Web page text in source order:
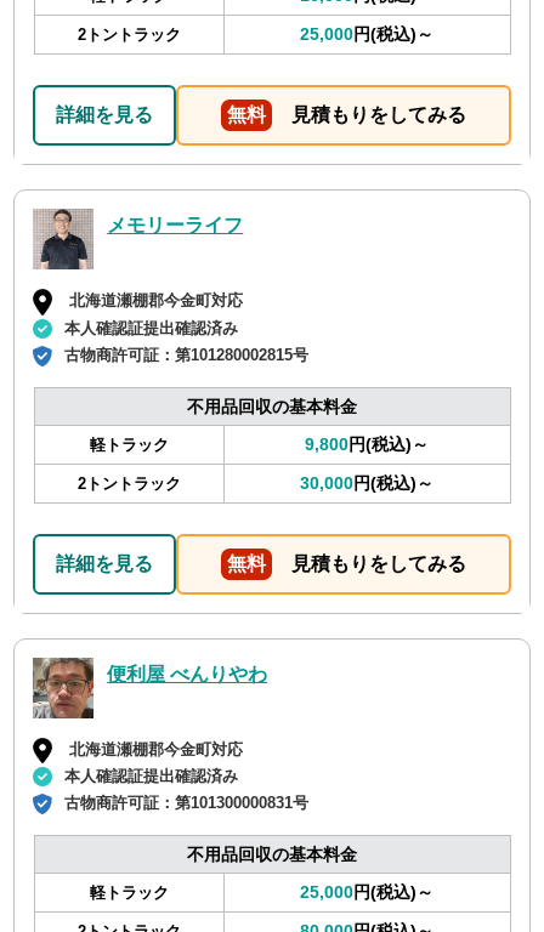
2トントラック 25,000円(税込)～
詳細を見る 無料 見積もりをしてみる
メモリーライフ
北海道瀬棚郡今金町対応
本人確認証提出確認済み
古物商許可証：第101280002815号
不用品回収の基本料金
軽トラック 9,800円(税込)～
2トントラック 30,000円(税込)～
詳細を見る 無料 見積もりをしてみる
便利屋 べんりやわ
北海道瀬棚郡今金町対応
本人確認証提出確認済み
古物商許可証：第101300000831号
不用品回収の基本料金
軽トラック 25,000円(税込)～